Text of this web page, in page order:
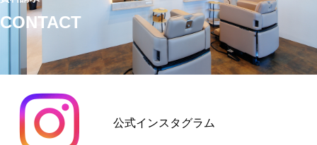
CONTACT
公式インスタグラム